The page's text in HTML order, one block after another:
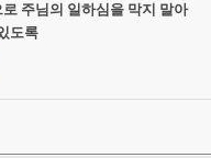
주님의 일하심을 막지 말아
도록